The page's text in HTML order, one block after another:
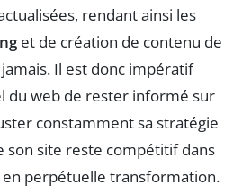
rendant ainsi les
et de création de contenu de
Il est donc impératif
du web de rester informé sur
constamment sa stratégie
son site reste compétitif dans
perpétuelle transformation.